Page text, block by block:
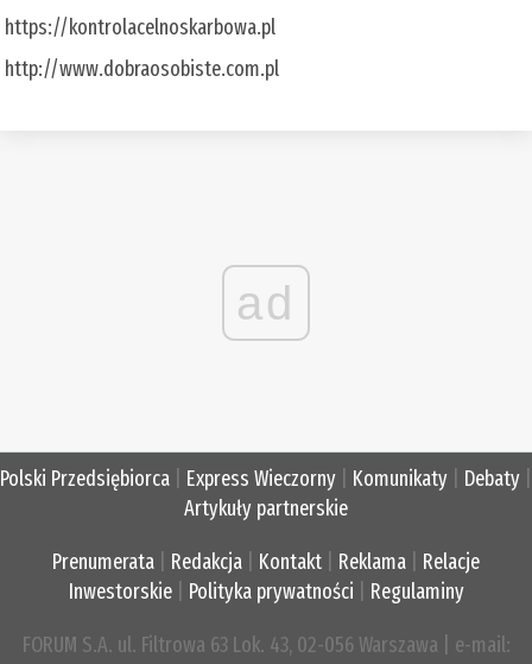
https://kontrolacelnoskarbowa.pl
http://www.dobraosobiste.com.pl
ad
Polski Przedsiębiorca Express Wieczorny Komunikaty Debaty
Artykuły partnerskie
Prenumerata Redakcja Kontakt Reklama
Relacje
Inwestorskie| Polityka prywatności Regulaminy
FORUM S.A. ul. Filtrowa 63 Lok. 43, 02-056 Warszawa | e-mail: